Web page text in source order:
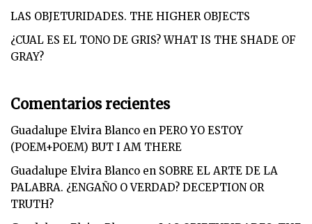
LAS OBJETURIDADES. THE HIGHER OBJECTS
¿CUAL ES EL TONO DE GRIS? WHAT IS THE SHADE OF
GRAY?
Comentarios recientes
Guadalupe Elvira Blanco en PERO YO ESTOY
(POEM+POEM) BUT I AM THERE
Guadalupe Elvira Blanco en SOBRE EL ARTE DE LA
PALABRA. ¿ENGAÑO O VERDAD? DECEPTION OR
TRUTH?